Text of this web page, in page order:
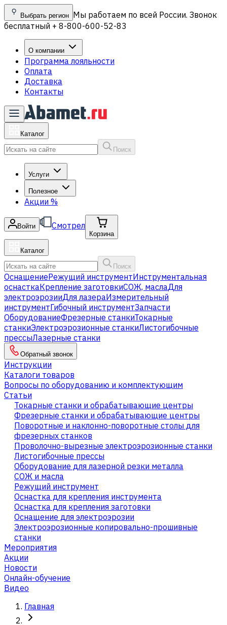
Выбрать регион Мы работаем по всей России. Звонок
бесплатный + 8-800-600-52-83
О компании
Программа лояльности
Оплата
Доставка
Контакты
Каталог
Поиск
Услуги
Полезное
Акции %
Войти Смотрел
Корзина
Каталог
Поиск
ОснащениеРежущий инструментИнструментальная
оснасткаКрепление заготовкиСОЖ, маслаДля
электроэрозииДля лазераИзмерительный
инструментГибочный инструментЗапчасти
ОборудованиеФрезерные станкиТокарные
станкиЭлектроэрозионные станкиЛистогибочные
прессыЛазерные станки
Обратный звонок
Инструкции
Каталоги товаров
Вопросы по оборудованию и комплектующим
Статьи
Токарные станки и обрабатывающие центры
Фрезерные станки и обрабатывающие центры
Поворотные и наклонно-поворотные столы для
фрезерных станков
Проволочно-вырезные электроэрозионные станки
Листогибочные прессы
Оборудование для лазерной резки металла
СОЖ и масла
Режущий инструмент
Оснастка для крепления инструмента
Оснастка для крепления заготовки
Оснащение для электроэрозии
Электроэрозионные копировально-прошивные
станки
Мероприятия
Акции
Новости
Онлайн-обучение
Видео
Главная